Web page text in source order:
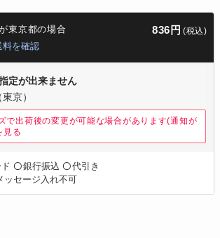
東京都の場合 836円 (税込)
料を確認
定が出来ません
京）
で出荷後の変更が可能な場合があります(通知が
見る
〇銀行振込 〇代引き
ッセージ入れ不可